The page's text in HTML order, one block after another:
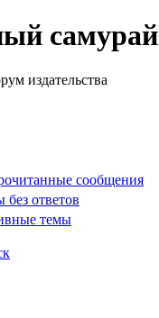
самурай
издательства
сообщения
без ответов
темы